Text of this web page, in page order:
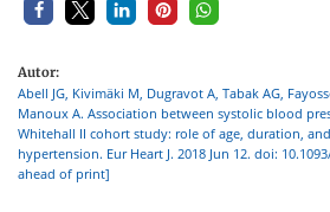
Autor:
Abell JG, Kivimäki M, Dugravot A, Tabak AG,
Manoux A. Association between systolic blood
Whitehall II cohort study: role of age, duration,
hypertension. Eur Heart J. 2018 Jun 12. doi:
ahead of print]